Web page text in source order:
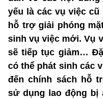
yếu là các vụ việc
hỗ trợ giải phóng
sinh vụ việc mới. Vụ
sẽ tiếp tục giảm…
có thể phát sinh các
đến chính sách hỗ
sử dụng lao động bị